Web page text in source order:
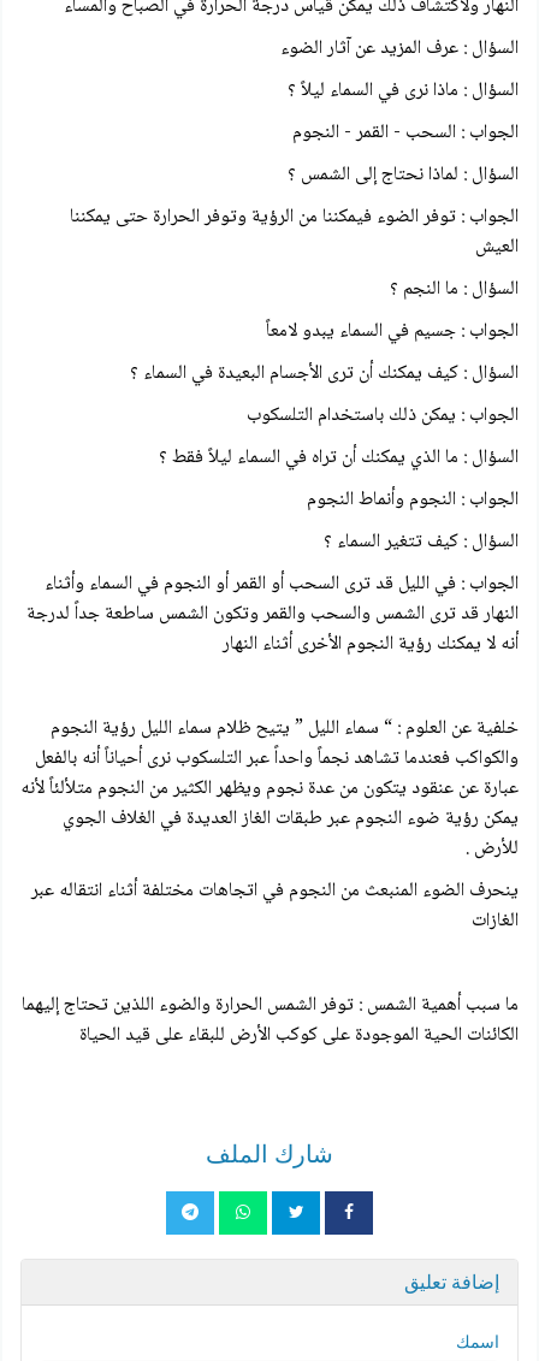
السؤال : عرف المزيد عن آثار الضوء
السؤال : ماذا نرى في السماء ليلاً ؟
الجواب : السحب - القمر - النجوم
السؤال : لماذا نحتاج إلى الشمس ؟
الجواب : توفر الضوء فيمكننا من الرؤية وتوفر الحرارة حتى يمكننا
العيش
السؤال : ما النجم ؟
الجواب : جسيم في السماء يبدو لامعاً
السؤال : كيف يمكنك أن ترى الأجسام البعيدة في السماء ؟
الجواب : يمكن ذلك باستخدام التلسكوب
السؤال : ما الذي يمكنك أن تراه في السماء ليلاً فقط ؟
الجواب : النجوم وأنماط النجوم
السؤال : كيف تتغير السماء ؟
الجواب : في الليل قد ترى السحب أو القمر أو النجوم في السماء وأثناء
النهار قد ترى الشمس والسحب والقمر وتكون الشمس ساطعة جداً لدرجة
أنه لا يمكنك رؤية النجوم الأخرى أثناء النهار
خلفية عن العلوم : “ سماء الليل ” يتيح ظلام سماء الليل رؤية النجوم
والكواكب فعندما تشاهد نجماً واحداً عبر التلسكوب نرى أحياناً أنه بالفعل
عبارة عن عنقود يتكون من عدة نجوم ويظهر الكثير من النجوم متلألئاً لأنه
يمكن رؤية ضوء النجوم عبر طبقات الغاز العديدة في الغلاف الجوي
للأرض .
ينحرف الضوء المنبعث من النجوم في اتجاهات مختلفة أثناء انتقاله عبر
الغازات
ما سبب أهمية الشمس : توفر الشمس الحرارة والضوء اللذين تحتاج إليهما
الكائنات الحية الموجودة على كوكب الأرض للبقاء على قيد الحياة
شارك الملف
إضافة تعليق
اسمك